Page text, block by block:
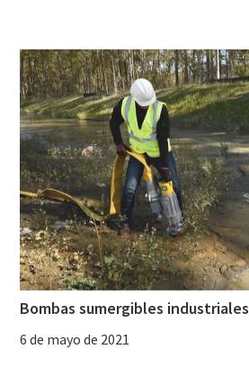
Bombas sumergibles
6 de mayo de 2021